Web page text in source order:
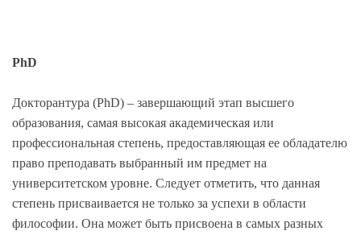
PhD
Докторантура (PhD) – завершающий этап высшего
образования, самая высокая академическая или
профессиональная степень, предоставляющая ее обладателю
право преподавать выбранный им предмет на
университетском уровне. Следует отметить, что данная
степень присваивается не только за успехи в области
философии. Она может быть присвоена в самых разных